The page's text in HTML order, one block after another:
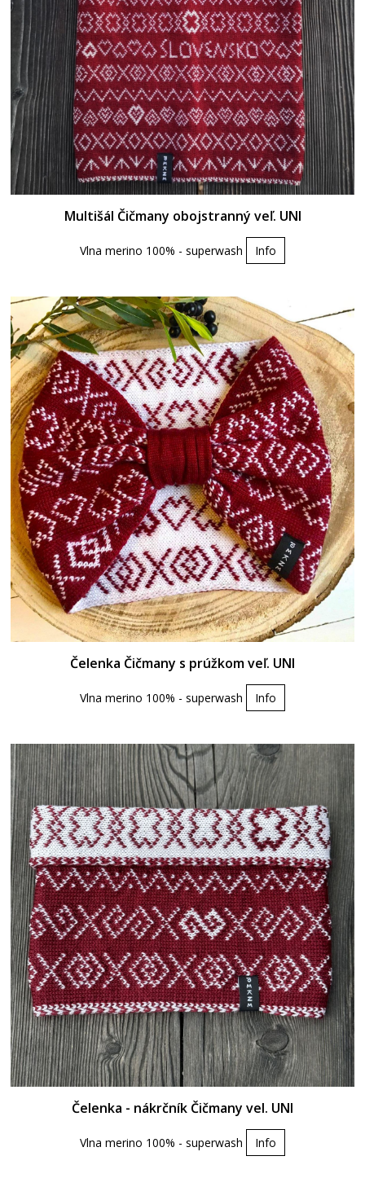
Multišál Čičmany obojstranný veľ. UNI
Vlna merino 100% - superwash Info
Čelenka Čičmany s prúžkom veľ. UNI
Vlna merino 100% - superwash Info
Čelenka - nákrčník Čičmany vel. UNI
Vlna merino 100% - superwash Info